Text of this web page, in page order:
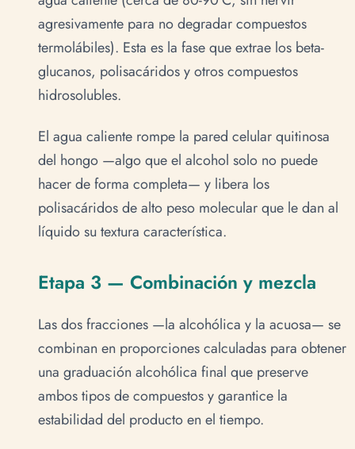
agresivamente para no degradar compuestos
termolábiles). Esta es la fase que extrae los beta-
glucanos, polisacáridos y otros compuestos
hidrosolubles.
El agua caliente rompe la pared celular quitinosa
del hongo —algo que el alcohol solo no puede
hacer de forma completa— y libera los
polisacáridos de alto peso molecular que le dan al
líquido su textura característica.
Etapa 3 — Combinación y mezcla
Las dos fracciones —la alcohólica y la acuosa— se
combinan en proporciones calculadas para obtener
una graduación alcohólica final que preserve
ambos tipos de compuestos y garantice la
estabilidad del producto en el tiempo.